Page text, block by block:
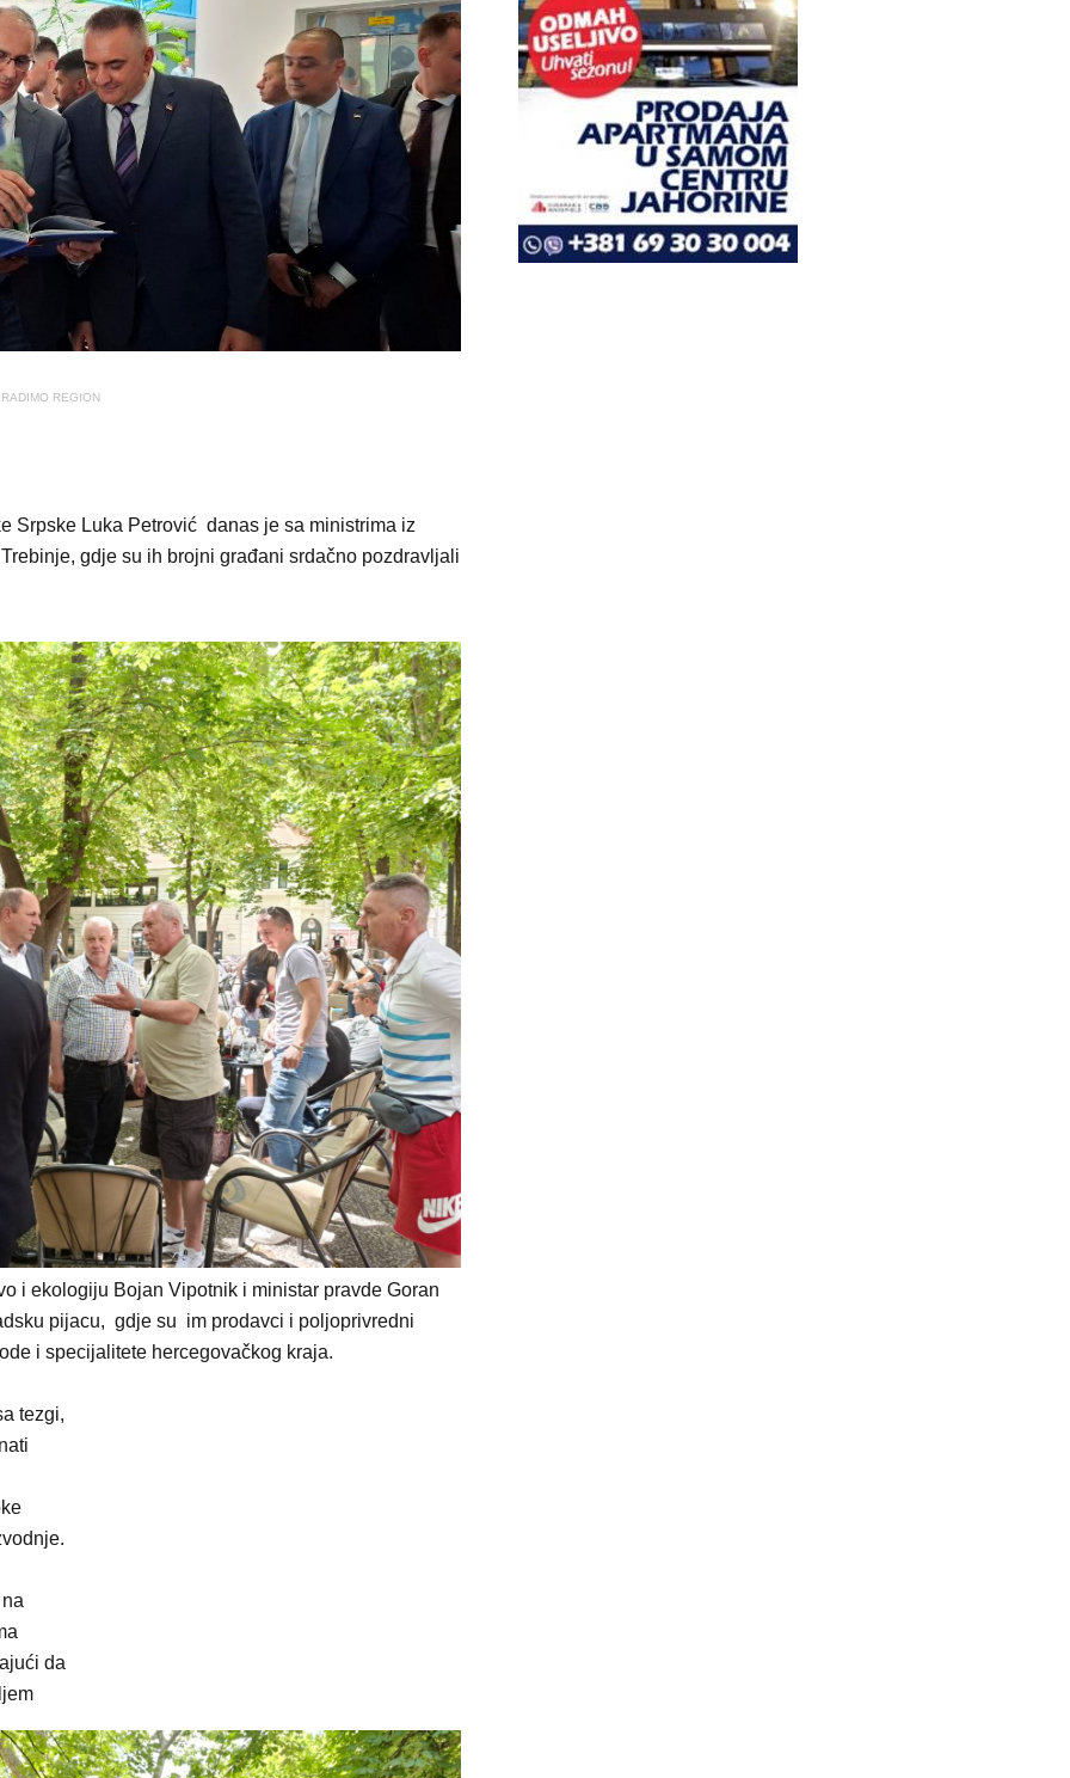
REGION
Srpske Luka Petrović danas je sa ministrima iz
gdje su ih brojni građani srdačno pozdravljali
i ekologiju Bojan Vipotnik i ministar pravde Goran
pijacu, gdje su im prodavci i poljoprivredni
i specijalitete hercegovačkog kraja.
tezgi,
da